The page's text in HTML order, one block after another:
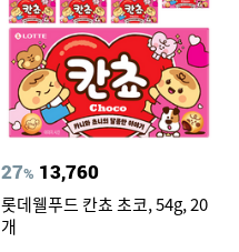
27% 13,760
롯데웰푸드 칸쵸 초코, 54g, 20
개